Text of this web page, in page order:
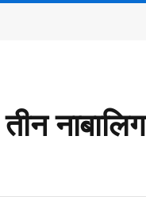
नाबालिग